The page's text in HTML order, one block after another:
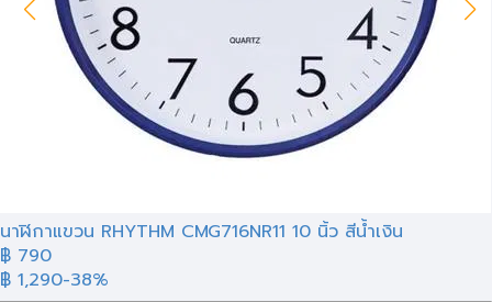
นาฬิกาแขวน RHYTHM CMG716NR11 10 นิ้ว สีน้ำเงิน
฿ 790
฿ 1,290-38%